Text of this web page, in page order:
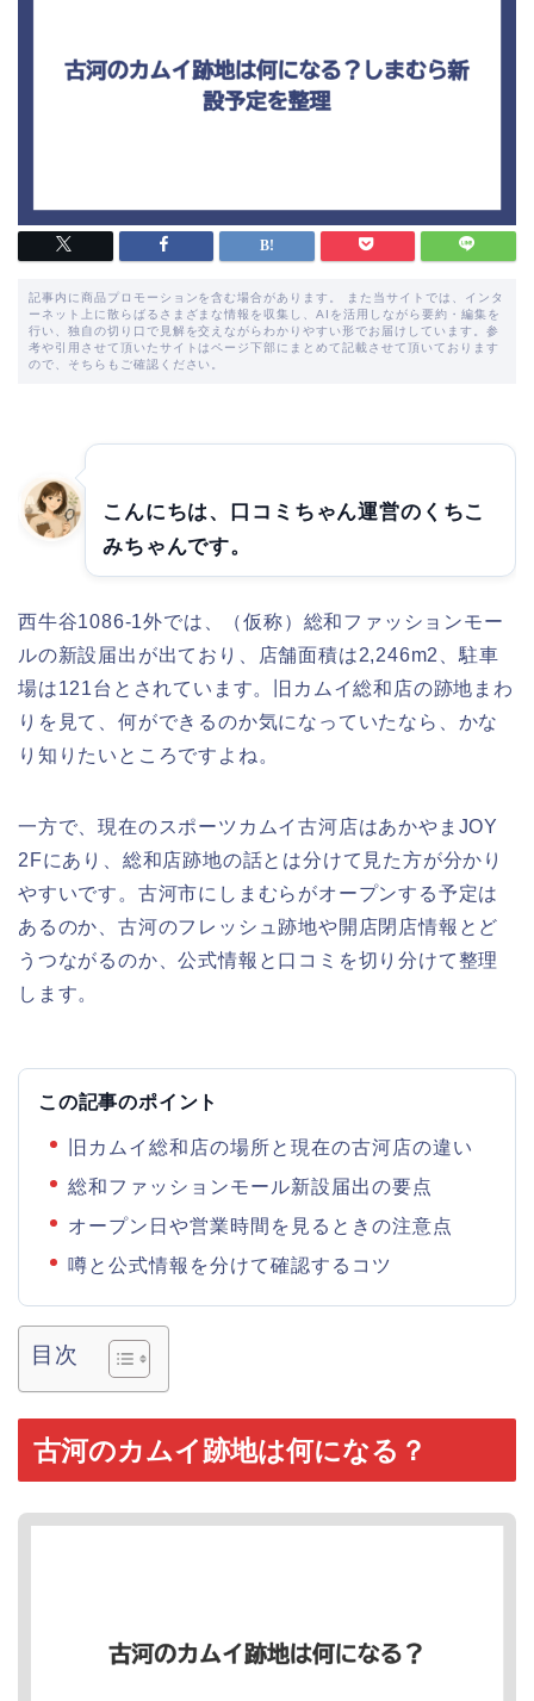
記事内に商品プロモーションを含む場合があります。 また当サイトでは、インタ
ーネット上に散らばるさまざまな情報を収集し、AIを活用しながら要約・編集を
行い、独自の切り口で見解を交えながらわかりやすい形でお届けしています。参
考や引用させて頂いたサイトはページ下部にまとめて記載させて頂いております
ので、そちらもご確認ください。
こんにちは、口コミちゃん運営のくちこ
みちゃんです。
西牛谷1086-1外では、（仮称）総和ファッションモー
ルの新設届出が出ており、店舗面積は2,246m2、駐車
場は121台とされています。旧カムイ総和店の跡地まわ
りを見て、何ができるのか気になっていたなら、かな
り知りたいところですよね。
一方で、現在のスポーツカムイ古河店はあかやまJOY
2Fにあり、総和店跡地の話とは分けて見た方が分かり
やすいです。古河市にしまむらがオープンする予定は
あるのか、古河のフレッシュ跡地や開店閉店情報とど
うつながるのか、公式情報と口コミを切り分けて整理
します。
この記事のポイント
旧カムイ総和店の場所と現在の古河店の違い
総和ファッションモール新設届出の要点
オープン日や営業時間を見るときの注意点
噂と公式情報を分けて確認するコツ
目次
古河のカムイ跡地は何になる？